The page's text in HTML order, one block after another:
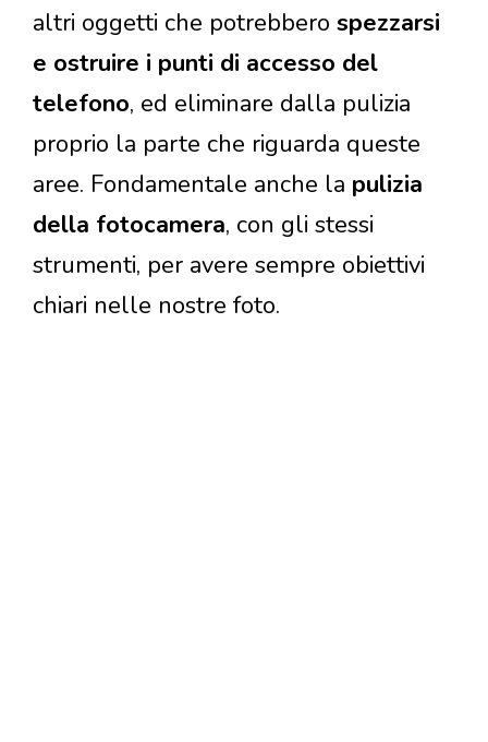
altri oggetti che potrebbero spezzarsi
e ostruire i punti di accesso del
telefono, ed eliminare dalla pulizia
proprio la parte che riguarda queste
aree. Fondamentale anche la pulizia
della fotocamera, con gli stessi
strumenti, per avere sempre obiettivi
chiari nelle nostre foto.